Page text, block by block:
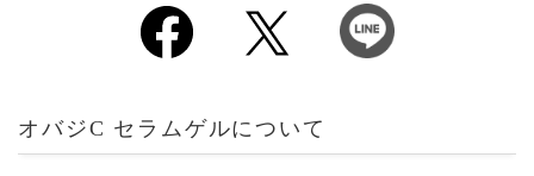
オバジC セラムゲルについて